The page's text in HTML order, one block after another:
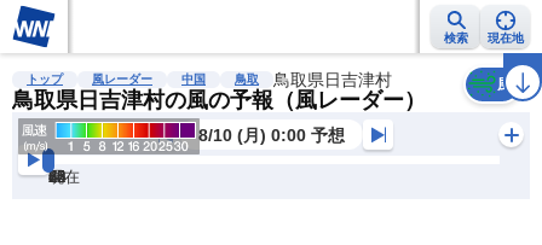
検索 現在地
雨雲レーダー 台風情報 地震情報 警報・注意報 2週間天気 ラ
トップ 風レーダー 中国 鳥取 鳥取県日吉津村
鳥取県日吉津村の風の予報（風レーダー）
風
8/10 (月) 0:00 予想
現在
6h
12
24
36
48
60
72